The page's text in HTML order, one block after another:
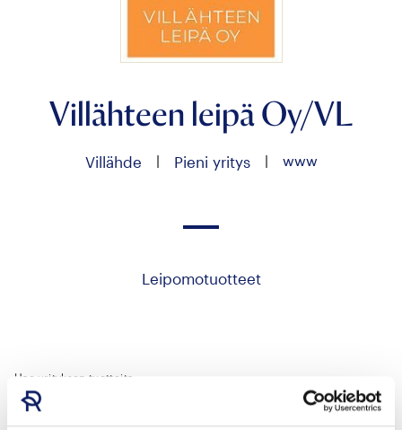
Villähteen leipä Oy/VL
Villähde | Pieni yritys | www
Leipomotuotteet
Hae yrityksen tuotteita